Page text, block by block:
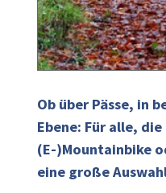
Ob über Pässe, in
Ebene: Für alle,
(E-)Mountainbike
eine große